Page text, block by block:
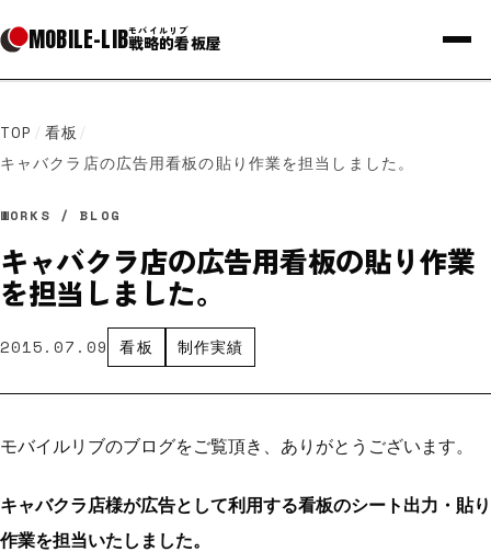
MOBILE-LIBモバイルリブ
戦略的看板屋
TOP / 看板 /
キャバクラ店の広告用看板の貼り作業を担当しました。
WORKS / BLOG
キャバクラ店の広告用看板の貼り作業
を担当しました。
2015.07.09 看板 制作実績
モバイルリブのブログをご覧頂き、ありがとうございます。
キャバクラ店様が広告として利用する看板のシート出力・貼り
作業を担当いたしました。